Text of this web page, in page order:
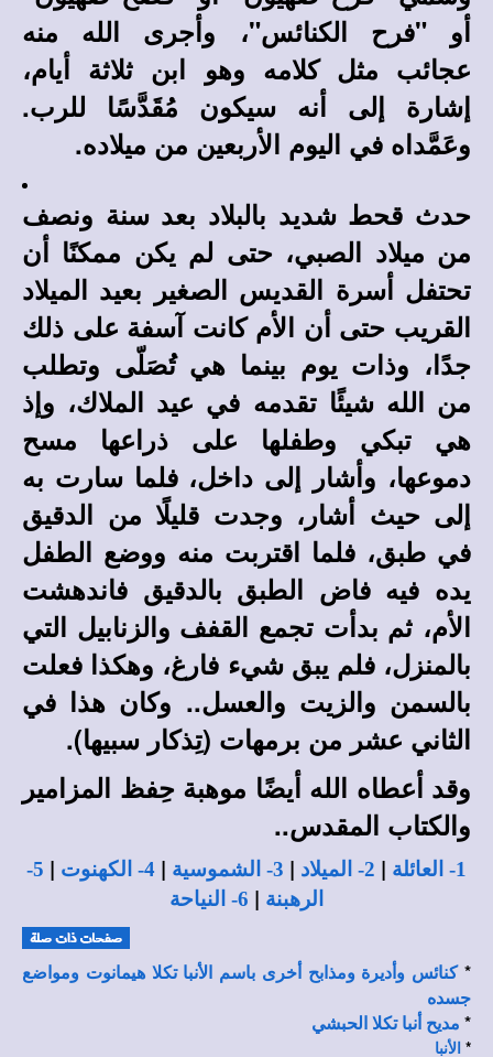
أو "فرح الكنائس"، وأجرى الله منه
عجائب مثل كلامه وهو ابن ثلاثة أيام،
إشارة إلى أنه سيكون مُقَدَّسًا للرب.
وعَمَّداه في اليوم الأربعين من ميلاده.
حدث قحط شديد بالبلاد بعد سنة ونصف
من ميلاد الصبي، حتى لم يكن ممكنًا أن
تحتفل أسرة القديس الصغير بعيد الميلاد
القريب حتى أن الأم كانت آسفة على ذلك
جدًا، وذات يوم بينما هي تُصَلّى وتطلب
من الله شيئًا تقدمه في عيد الملاك، وإذ
هي تبكي وطفلها على ذراعها مسح
دموعها، وأشار إلى داخل، فلما سارت به
إلى حيث أشار، وجدت قليلًا من الدقيق
في طبق، فلما اقتربت منه ووضع الطفل
يده فيه فاض الطبق بالدقيق فاندهشت
الأم، ثم بدأت تجمع القفف والزنابيل التي
بالمنزل، فلم يبق شيء فارغ، وهكذا فعلت
بالسمن والزيت والعسل.. وكان هذا في
الثاني عشر من برمهات (تِذكار سبيها).
وقد أعطاه الله أيضًا موهبة حِفظ المزامير
والكتاب المقدس..
1- العائلة | 2- الميلاد | 3- الشموسية | 4- الكهنوت |
5-
الرهبنة | 6- النياحة
*كنائس وأديرة ومذابح أخرى باسم الأنبا تكلا هيمانوت ومواضع
جسده
* مديح أنبا تكلا الحبشي
* الأنبا